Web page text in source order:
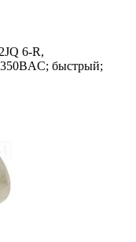
6-R,
350ВAC; быстрый;